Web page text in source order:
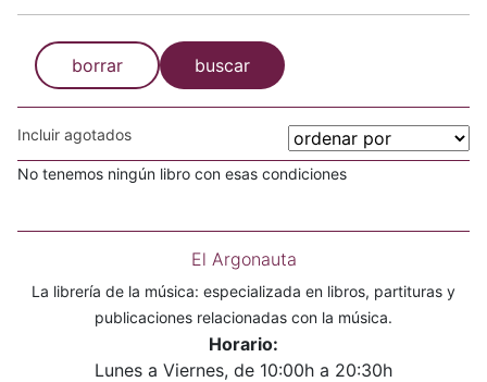
borrar buscar
Incluir agotados
No tenemos ningún libro con esas condiciones
El Argonauta
La librería de la música: especializada en libros, partituras y
publicaciones relacionadas con la música.
Horario:
Lunes a Viernes, de 10:00h a 20:30h